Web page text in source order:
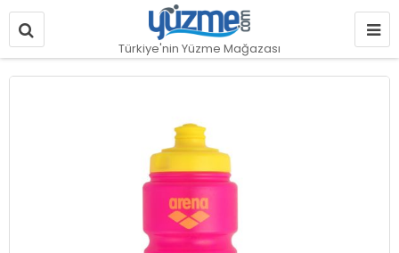
Türkiye'nin Yüzme Mağazası
Resim